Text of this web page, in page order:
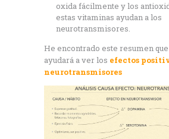
oxida fácilmente y los
estas vitaminas ayudan a los
neurotransmisores.
He encontrado este resumen
ayudará a ver los efectos
neurotransmisores